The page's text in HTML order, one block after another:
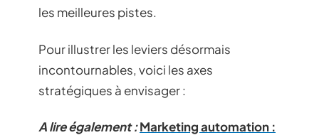
les meilleures pistes.
Pour illustrer les leviers désormais
incontournables, voici les axes
stratégiques à envisager :
A lire également :Marketing automation :